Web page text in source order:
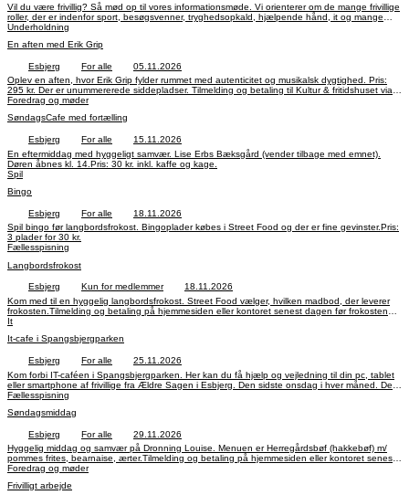
Vil du være frivillig? Så mød op til vores informationsmøde. Vi orienterer om de mange frivillige
roller, der er indenfor sport, besøgsvenner, tryghedsopkald, hjælpende hånd, it og mange
andre opgaver. Ingen tilmelding.
Underholdning
En aften med Erik Grip
Esbjerg For alle
05.11.2026
Oplev en aften, hvor Erik Grip fylder rummet med autenticitet og musikalsk dygtighed. Pris:
295 kr. Der er unummererede siddepladser. Tilmelding og betaling til Kultur & fritidshuset via
linket længere nede i teksten.
Foredrag og møder
SøndagsCafe med fortælling
Esbjerg For alle
15.11.2026
En eftermiddag med hyggeligt samvær. Lise Erbs Bæksgård (vender tilbage med emnet).
Døren åbnes kl. 14.Pris: 30 kr. inkl. kaffe og kage.
Spil
Bingo
Esbjerg For alle
18.11.2026
Spil bingo før langbordsfrokost. Bingoplader købes i Street Food og der er fine gevinster.Pris:
3 plader for 30 kr.
Fællesspisning
Langbordsfrokost
Esbjerg Kun for medlemmer
18.11.2026
Kom med til en hyggelig langbordsfrokost. Street Food vælger, hvilken madbod, der leverer
frokosten.Tilmelding og betaling på hjemmesiden eller kontoret senest dagen før frokosten
inden kl. 14.
It
It-cafe i Spangsbjergparken
Esbjerg For alle
25.11.2026
Kom forbi IT-caféen i Spangsbjergparken. Her kan du få hjælp og vejledning til din pc, tablet
eller smartphone af frivillige fra Ældre Sagen i Esbjerg. Den sidste onsdag i hver måned. Det
er gratis og tilmelding ikke nødvendig.
Fællesspisning
Søndagsmiddag
Esbjerg For alle
29.11.2026
Hyggelig middag og samvær på Dronning Louise. Menuen er Herregårdsbøf (hakkebøf) m/
pommes frites, bearnaise, ærter.Tilmelding og betaling på hjemmesiden eller kontoret senest
den 26, november, kl. 14.
Foredrag og møder
Frivilligt arbejde